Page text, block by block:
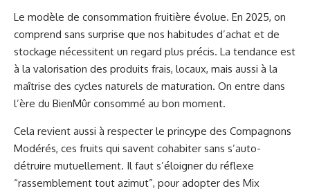
Le modèle de consommation fruitière évolue. En 2025, on
comprend sans surprise que nos habitudes d’achat et de
stockage nécessitent un regard plus précis. La tendance est
à la valorisation des produits frais, locaux, mais aussi à la
maîtrise des cycles naturels de maturation. On entre dans
l’ère du BienMûr consommé au bon moment.
Cela revient aussi à respecter le princype des Compagnons
Modérés, ces fruits qui savent cohabiter sans s’auto-
détruire mutuellement. Il faut s’éloigner du réflexe
“rassemblement tout azimut”, pour adopter des Mix